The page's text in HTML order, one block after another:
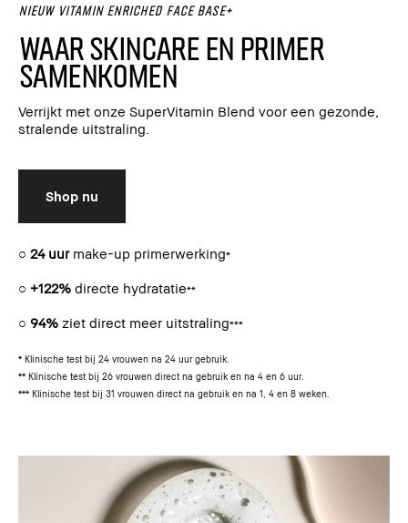
NIEUW Vitamin Enriched Face Base+
Waar skincare en primer
samenkomen
Verrijkt met onze SuperVitamin Blend voor een gezonde,
stralende uitstraling.
Shop nu
○ 24 uurmake-up primerwerking*
○ +122% directe hydratatie**
○ 94% ziet direct meer uitstraling***
* Klinische test bij 24 vrouwen na 24 uur gebruik.
** Klinische test bij 26 vrouwen direct na gebruik en na 4 en 6 uur.
*** Klinische test bij 31 vrouwen direct na gebruik en na 1, 4 en 8 weken.